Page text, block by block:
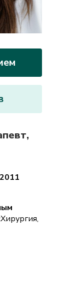
Хирургия,